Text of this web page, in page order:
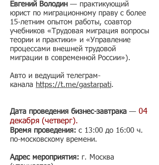
Евгений Володин — практикующий
юрист по миграционному праву с более
15-летним опытом работы, соавтор
учебников «Трудовая миграция вопросы
теории и практики» и «Управление
процессами внешней трудовой
миграции в современной России»).
Авто и ведущий телеграм-
канала https://t.me/gastarpati.
Дата проведения бизнес-завтрака — 04
декабря (четверг).
Время проведения: с 13:00 до 16:00 ч.
по-московскому времени.
Адрес мероприятия: г. Москва